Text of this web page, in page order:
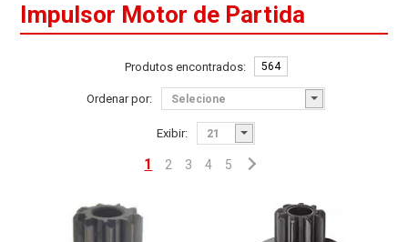
Impulsor Motor de Partida
Produtos encontrados: 564
Ordenar por:
Exibir:
1 2 3 4 5